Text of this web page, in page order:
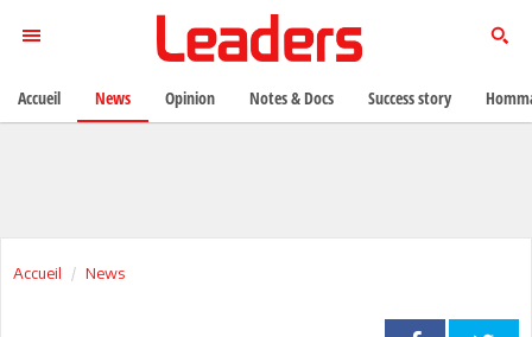
Accueil News
Accueil News Opinion Notes & Docs Success story